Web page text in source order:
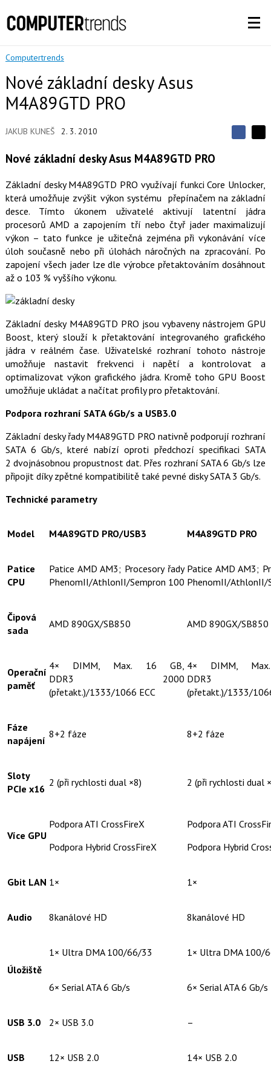
Computertrends
Nové základní desky Asus
M4A89GTD PRO
JAKUB KUNEŠ 2. 3. 2010
S
l
e
t
S
j
t
e
a
a
c
b
j
t
n
a
í
t
X
Nové základní desky Asus M4A89GTD PRO
Základní desky M4A89GTD PRO využívají funkci Core Unlocker,
která umožňuje zvýšit výkon systému přepínačem na základní
desce. Tímto úkonem uživatelé aktivují latentní jádra
procesorů AMD a zapojením tří nebo čtyř jader maximalizují
výkon – tato funkce je užitečná zejména při vykonávání více
úloh současně nebo při úlohách náročných na zpracování. Po
zapojení všech jader lze dle výrobce přetaktováním dosáhnout
až o 103 % vyššího výkonu.
Základní desky M4A89GTD PRO jsou vybaveny nástrojem GPU
Boost, který slouží k přetaktování integrovaného grafického
jádra v reálném čase. Uživatelské rozhraní tohoto nástroje
umožňuje nastavit frekvenci i napětí a kontrolovat a
optimalizovat výkon grafického jádra. Kromě toho GPU Boost
umožňuje ukládat a načítat profily pro přetaktování.
Podpora rozhraní SATA 6Gb/s a USB3.0
Základní desky řady M4A89GTD PRO nativně podporují rozhraní
SATA 6 Gb/s, které nabízí oproti předchozí specifikaci SATA
2 dvojnásobnou propustnost dat. Přes rozhraní SATA 6 Gb/s lze
připojit díky zpětné kompatibilitě také pevné disky SATA 3 Gb/s.
Technické parametry
Model M4A89GTD PRO/USB3 M4A89GTD PRO
Patice
CPU
Patice AMD AM3; Procesory řady
PhenomII/AthlonII/Sempron 100
Patice AMD AM3;
PhenomII/AthlonII/
Čipová
sada
AMD 890GX/SB850 AMD 890GX/SB850
Operační
paměť
4× DIMM, Max. 16 GB,
DDR3 2000
(přetakt.)/1333/1066 ECC
4× DIMM,
DDR3
(přetakt.)/1333/
Fáze
napájení
8+2 fáze 8+2 fáze
Sloty
PCIe x16
2 (při rychlosti dual ×8) 2 (při rychlosti dual
Více GPU
Podpora ATI CrossFireX
Podpora Hybrid CrossFireX
Podpora ATI
Podpora Hybrid
Gbit LAN 1× 1×
Audio 8kanálové HD 8kanálové HD
Úložiště
1× Ultra DMA 100/66/33 1× Ultra DMA 100/
6× Serial ATA 6 Gb/s 6× Serial ATA 6 Gb/s
USB 3.0 2× USB 3.0 –
USB 12× USB 2.0 14× USB 2.0